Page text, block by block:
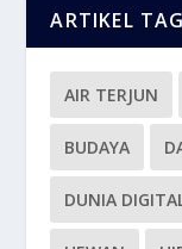
ARTIKEL TAG
AIR TERJUN
BUDAYA
DUNIA